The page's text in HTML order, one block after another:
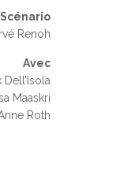
Scénario
Renoh
Avec
Dell’Isola
Maaskri
Roth